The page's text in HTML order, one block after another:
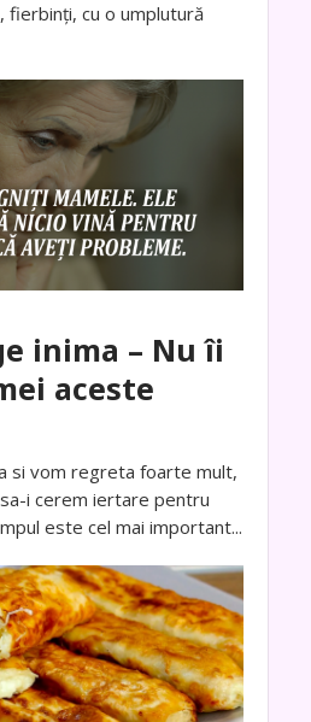
fierbinți, cu o umplutură
inima – Nu îi
aceste
vom regreta foarte mult,
i cerem iertare pentru
este cel mai important...